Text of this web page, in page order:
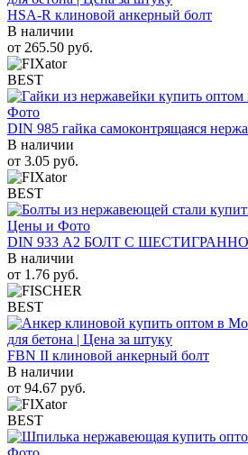
HSA-R клиновой анкерный болт
В наличии
от 265.50 руб.
BEST
DIN 985 гайка самоконтрящаяся
В наличии
от 3.05 руб.
BEST
DIN 933 А2 БОЛТ С
В наличии
от 1.76 руб.
BEST
FBN II клиновой анкерный болт
В наличии
от 94.67 руб.
BEST